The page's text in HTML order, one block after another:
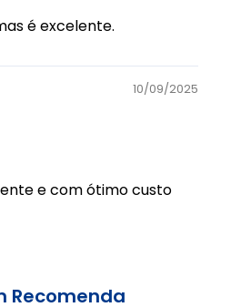
é excelente.
10/09/2025
e com ótimo custo
Recomenda